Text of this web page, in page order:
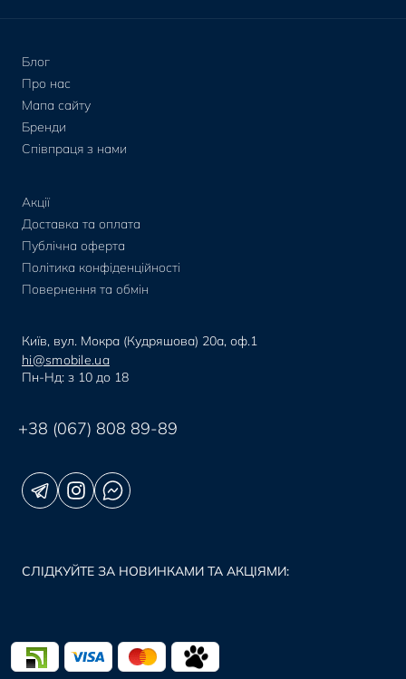
Блог
Про нас
Мапа сайту
Бренди
Співпраця з нами
Акції
Доставка та оплата
Публічна оферта
Політика конфіденційності
Повернення та обмін
Київ, вул. Мокра (Кудряшова) 20а, оф.1
hi@smobile.ua
Пн-Нд: з 10 до 18
+38 (067) 808 89-89
СЛІДКУЙТЕ ЗА НОВИНКАМИ ТА АКЦІЯМИ: